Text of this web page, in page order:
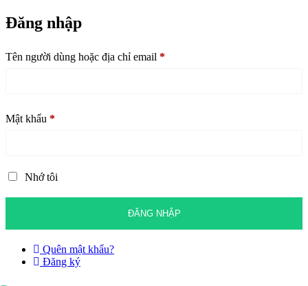
Đăng nhập
Tên người dùng hoặc địa chỉ email *
Mật khẩu *
Nhớ tôi
Quên mật khẩu?
Đăng ký